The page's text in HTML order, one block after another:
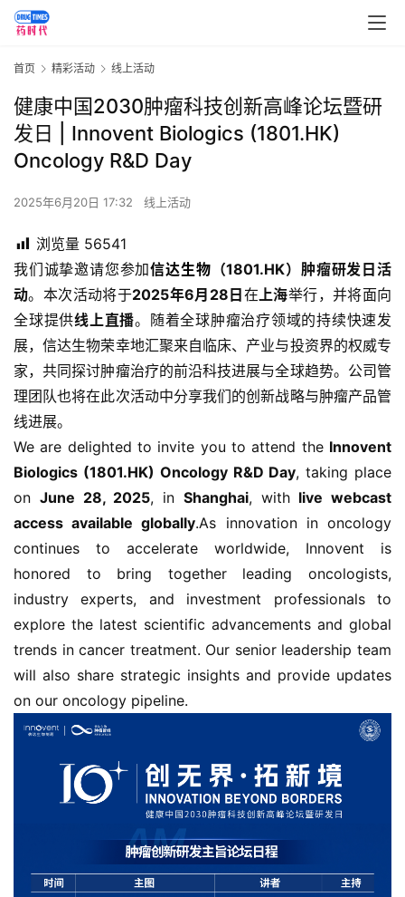
首页 精彩活动 线上活动
健康中国2030肿瘤科技创新高峰论坛暨研
发日 | Innovent Biologics (1801.HK)
Oncology R&D Day
2025年6月20日 17:32 线上活动
浏览量 56541
我们诚挚邀请您参加信达生物 （1801.HK）肿瘤研发日活
动。本次活动将于2025年6月28日 在上海举行，并将面向
全球提供线上直播。随着全球肿瘤治疗领域的持续快速发
展，信达生物荣幸地汇聚来自临床、产业与投资界的权威专
家，共同探讨肿瘤治疗的前沿科技进展与全球趋势。公司管
理团队也将在此次活动中分享我们的创新战略与肿瘤产品管
线进展。
We are delighted to invite you to attend the Innovent
Biologics (1801.HK) Oncology R&D Day, taking place
on June 28, 2025, in Shanghai, with live webcast
access available globally.As innovation in oncology
continues to accelerate worldwide, Innovent is
honored to bring together leading oncologists,
industry experts, and investment professionals to
explore the latest scientific advancements and global
trends in cancer treatment. Our senior leadership team
will also share strategic insights and provide updates
on our oncology pipeline.